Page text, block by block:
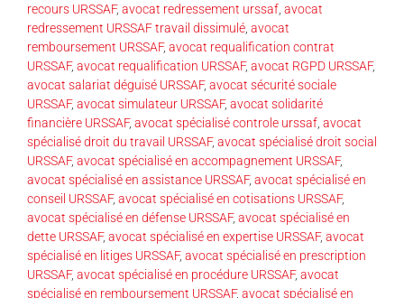
recours URSSAF, avocat redressement urssaf avocat
redressement URSSAF travail dissimulé avocat
remboursement URSSAF, avocat requalification contrat
URSSAF, avocat requalification URSSAF, avocat RGPD URSSAF,
avocat salariat déguisé URSSAF, avocat sécurité sociale
URSSAF, avocat simulateur URSSAF, avocat solidarité
financière URSSAF, avocat spécialisé controle urssaf avocat
spécialisé droit du travail URSSAF, avocat spécialisé droit social
URSSAF, avocat spécialisé en accompagnement URSSAF,
avocat spécialisé en assistance URSSAF, avocat spécialisé en
conseil URSSAF, avocat spécialisé en cotisations URSSAF,
avocat spécialisé en défense URSSAF, avocat spécialisé en
dette URSSAF, avocat spécialisé en expertise URSSAF, avocat
spécialisé en litiges URSSAF, avocat spécialisé en prescription
URSSAF, avocat spécialisé en procédure URSSAF, avocat
spécialisé en remboursement URSSAF, avocat spécialisé en